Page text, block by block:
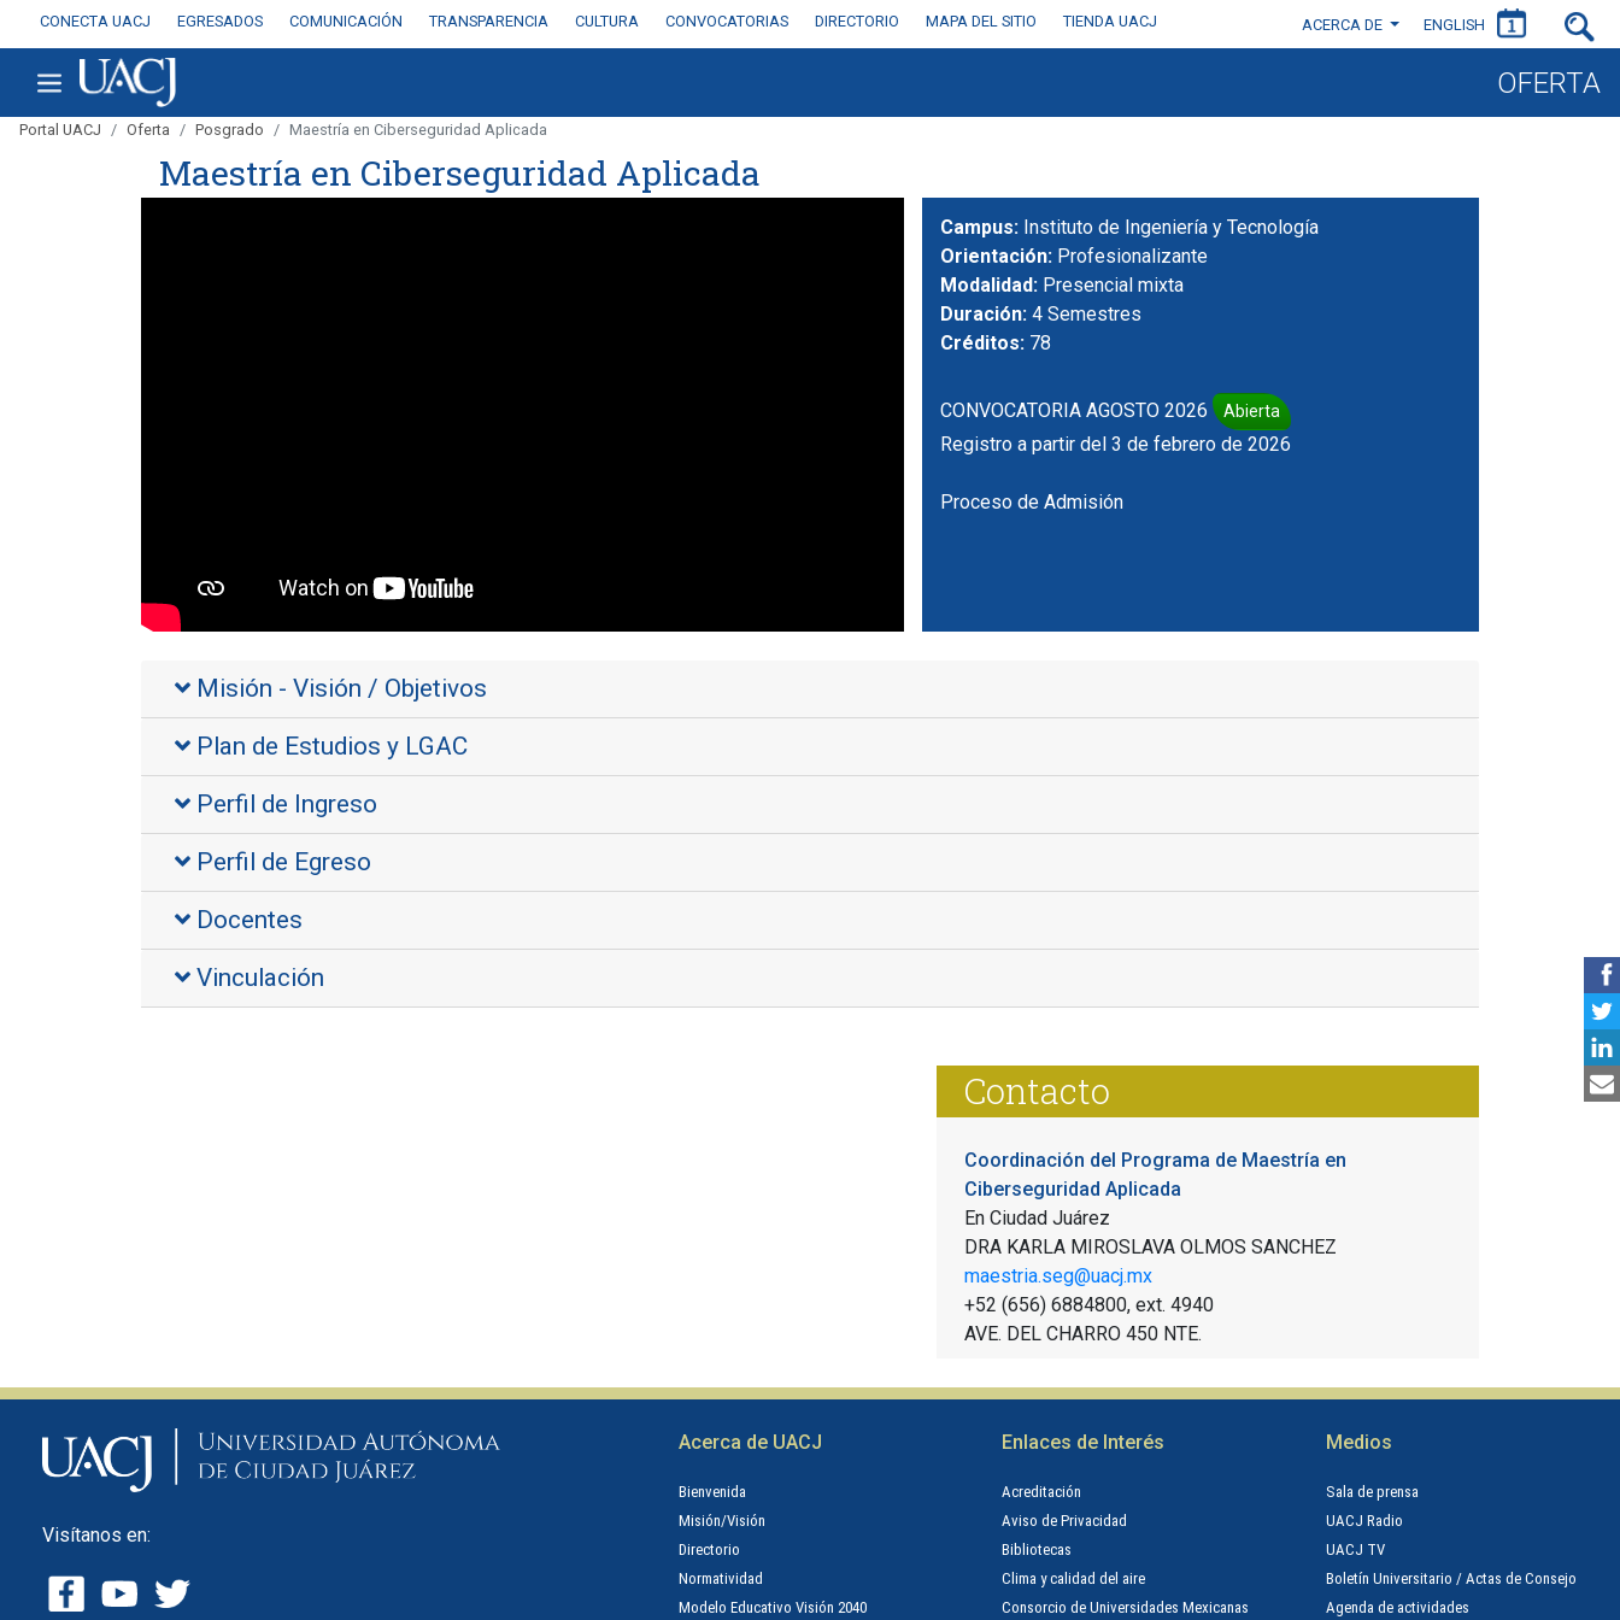
CONECTA UACJ EGRESADOS COMUNICACIÓN TRANSPARENCIA CULTURA CONVOCATORIAS DIRECTORIO MAPA DEL SITIO TIENDA UACJ ACERCA DE ENGLISH
OFERTA
Portal UACJ Oferta Posgrado Maestría en Ciberseguridad Aplicada
Maestría en Ciberseguridad Aplicada
Campus: Instituto de Ingeniería y Tecnología
Orientación: Profesionalizante
Modalidad: Presencial mixta
Duración: 4 Semestres
Créditos: 78
CONVOCATORIA AGOSTO 2026 Abierta
Registro a partir del 3 de febrero de 2026
Proceso de Admisión
Misión - Visión / Objetivos
Plan de Estudios y LGAC
Perfil de Ingreso
Perfil de Egreso
Docentes
Vinculación
Contacto
Coordinación del Programa de Maestría en
Ciberseguridad Aplicada
En Ciudad Juárez
DRA KARLA MIROSLAVA OLMOS SANCHEZ
maestria.seg@uacj.mx
+52 (656) 6884800, ext. 4940
AVE. DEL CHARRO 450 NTE.
Visítanos en:
Acerca de UACJ
Bienvenida
Misión/Visión
Directorio
Normatividad
Modelo Educativo Visión 2040
Enlaces de Interés
Acreditación
Aviso de Privacidad
Bibliotecas
Clima y calidad del aire
Consorcio de Universidades Mexicanas
Medios
Sala de prensa
UACJ Radio
UACJ TV
Boletín Universitario / Actas de Consejo
Agenda de actividades